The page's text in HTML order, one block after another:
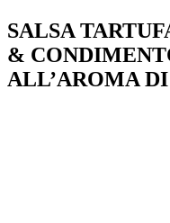
SALSA
&
ALL’AROMA